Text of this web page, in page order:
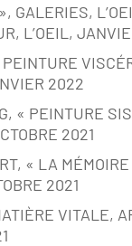
GALERIES,
L’OEIL,
2022
« PEINTURE
2021
« LA
2021
VITALE,